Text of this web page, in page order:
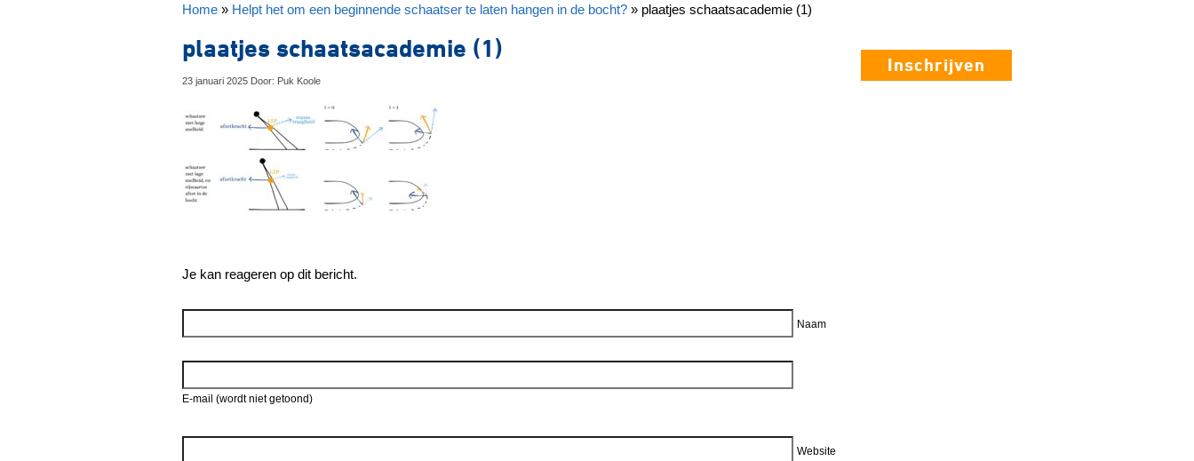
Home » Helpt het om een beginnende schaatser te laten hangen in de bocht? » plaatjes schaatsacademie (1)
Inschrijven
plaatjes schaatsacademie (1)
23 januari 2025 Door: Puk Koole
Je kan reageren op dit bericht.
Naam
E-mail (wordt niet getoond)
Website